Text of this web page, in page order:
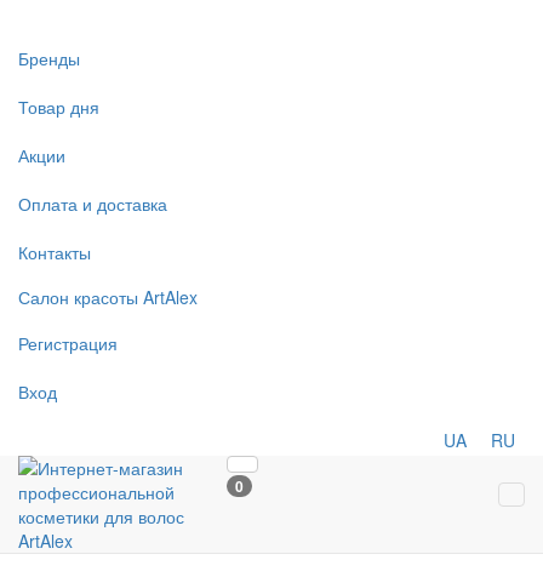
Бренды
Товар дня
Акции
Оплата и доставка
Контакты
Салон красоты ArtAlex
Регистрация
Вход
UA RU
0